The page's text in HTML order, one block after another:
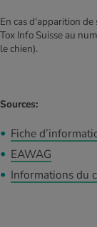
En cas d'apparition
Tox Info Suisse au
le chien).
Sources:
Fiche
EAWAG
Informations du